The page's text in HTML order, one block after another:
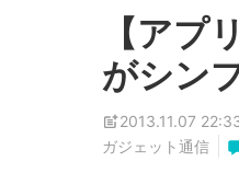
【アプ
がシン
2013.11.07
ガジェット通信